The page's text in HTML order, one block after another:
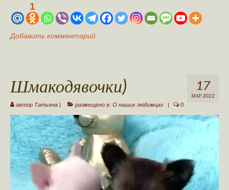
1
Добавить комментарий
17
МАР 2022
Шмакодявочки)
автор Татьяна размещено в: О наших любимцах 0